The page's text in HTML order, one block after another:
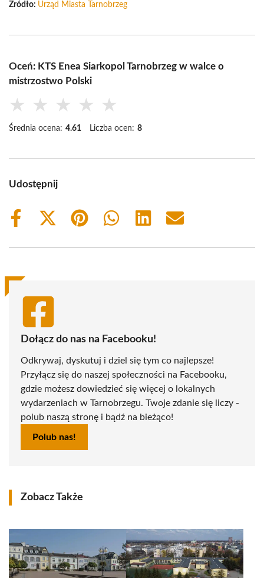
Źródło: Urząd Miasta Tarnobrzeg
Oceń: KTS Enea Siarkopol Tarnobrzeg w walce o
mistrzostwo Polski
★ ★ ★ ★ ★
Średnia ocena: 4.61 Liczba ocen: 8
Udostępnij
Share
Share
(Twitter)
Share
Share
Share
Share
Dołącz do nas na Facebooku!
Odkrywaj, dyskutuj i dziel się tym co najlepsze!
Przyłącz się do naszej społeczności na Facebooku,
gdzie możesz dowiedzieć się więcej o lokalnych
wydarzeniach w Tarnobrzegu. Twoje zdanie się liczy -
polub naszą stronę i bądź na bieżąco!
Polub nas!
Zobacz Także